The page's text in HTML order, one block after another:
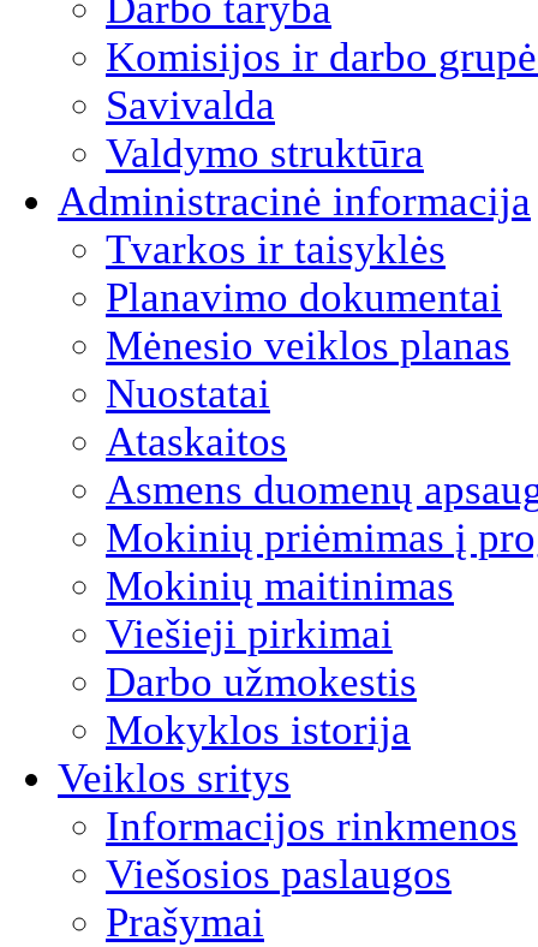
Komisijos ir darbo
Savivalda
Valdymo struktūra
Administracinė informacija
Tvarkos ir taisyklės
Planavimo dokumentai
Mėnesio veiklos planas
Nuostatai
Ataskaitos
Asmens duomenų
Mokinių priėmimas į
Mokinių maitinimas
Viešieji pirkimai
Darbo užmokestis
Mokyklos istorija
Veiklos sritys
Informacijos rinkmenos
Viešosios paslaugos
Prašymai